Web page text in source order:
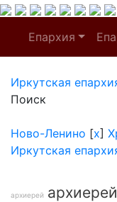
Епархия
Иркутская
Поиск
Ново-Ленино [x]
Иркутская
архиерей